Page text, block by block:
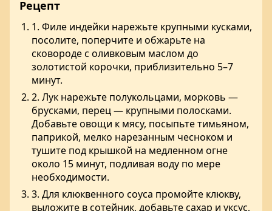
Рецепт
1. Филе индейки нарежьте крупными кусками,
посолите, поперчите и обжарьте на
сковороде с оливковым маслом до
золотистой корочки, приблизительно 5–7
минут.
2. Лук нарежьте полукольцами, морковь —
брусками, перец — крупными полосками.
Добавьте овощи к мясу, посыпьте тимьяном,
паприкой, мелко нарезанным чесноком и
тушите под крышкой на медленном огне
около 15 минут, подливая воду по мере
необходимости.
3. Для клюквенного соуса промойте клюкву,
выложите в сотейник, добавьте сахар и уксус,